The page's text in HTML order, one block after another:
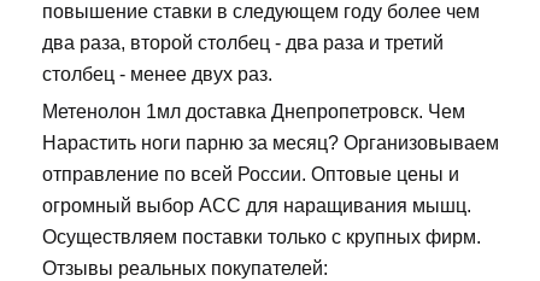
повышение ставки в следующем году более чем
два раза, второй столбец - два раза и третий
столбец - менее двух раз.
Метенолон 1мл доставка Днепропетровск. Чем
Нарастить ноги парню за месяц? Организовываем
отправление по всей России. Оптовые цены и
огромный выбор ACC для наращивания мышц.
Осуществляем поставки только с крупных фирм.
Отзывы реальных покупателей: